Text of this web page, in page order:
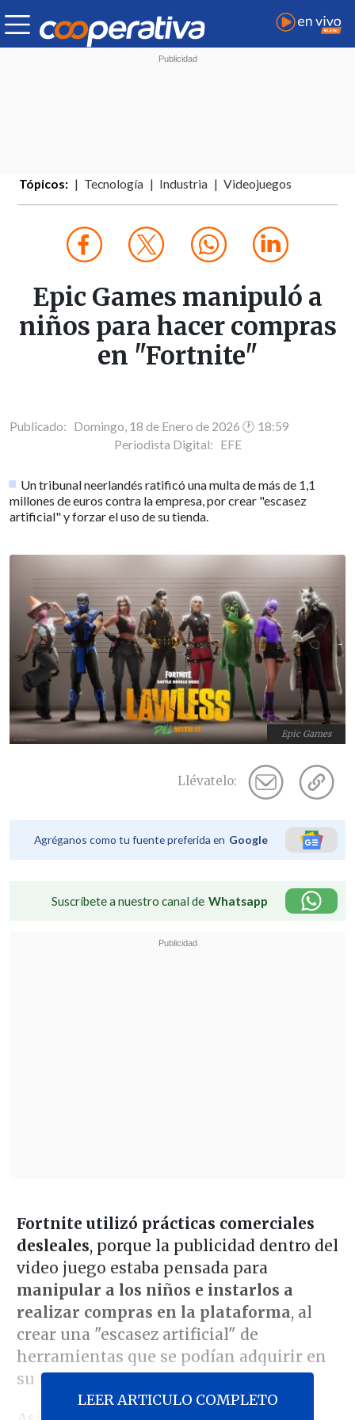
Tópicos: Tecnología Industria Videojuegos
Epic Games manipuló a
niños para hacer compras
en "Fortnite"
Publicado: Domingo, 18 de Enero de 2026 🕐 18:59
Periodista Digital: EFE
Un tribunal neerlandés ratificó una multa de más de 1,1
millones de euros contra la empresa, por crear "escasez
artificial" y forzar el uso de su tienda.
Epic Games
Llévatelo:
Agréganos como tu fuente preferida en Google
Suscríbete a nuestro canal de Whatsapp
Fortnite utilizó prácticas comerciales
desleales, porque la publicidad dentro del
video juego estaba pensada para
manipular a los niños e instarlos a
realizar compras en la plataforma, al
crear una "escasez artificial" de
herramientas que se podían adquirir en
su tienda.
LEER ARTICULO COMPLETO